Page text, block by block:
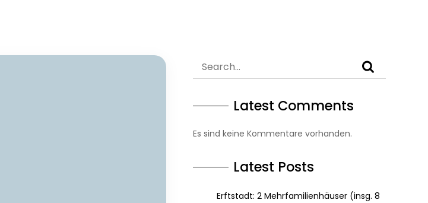
Latest Comments
Es sind keine Kommentare vorhanden.
Latest Posts
Erftstadt: 2 Mehrfamilienhäuser (insg. 8